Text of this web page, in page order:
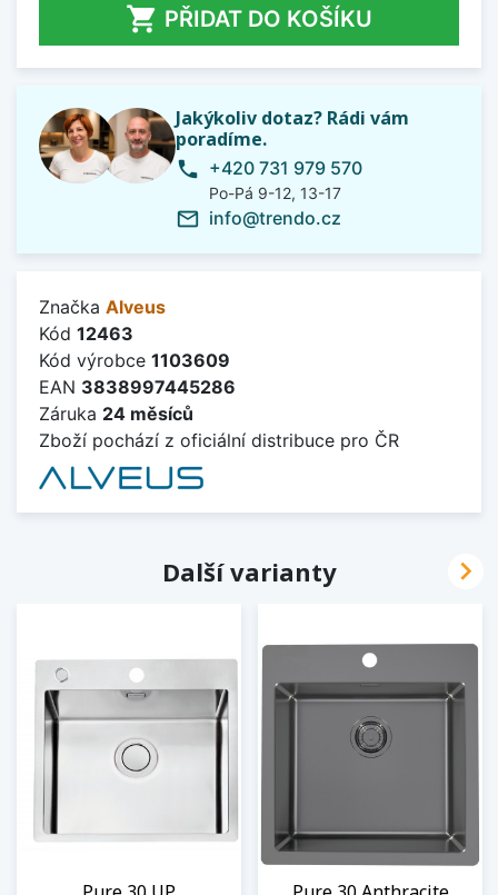
 PŘIDAT DO KOŠÍKU
Jakýkoliv dotaz? Rádi vám
poradíme.
phone +420 731 979 570
Po-Pá 9-12, 13-17
mail_outline info@trendo.cz
Značka Alveus
Kód 12463
Kód výrobce 1103609
EAN 3838997445286
Záruka 24 měsíců
Zboží pochází z oficiální distribuce pro ČR
Další varianty 